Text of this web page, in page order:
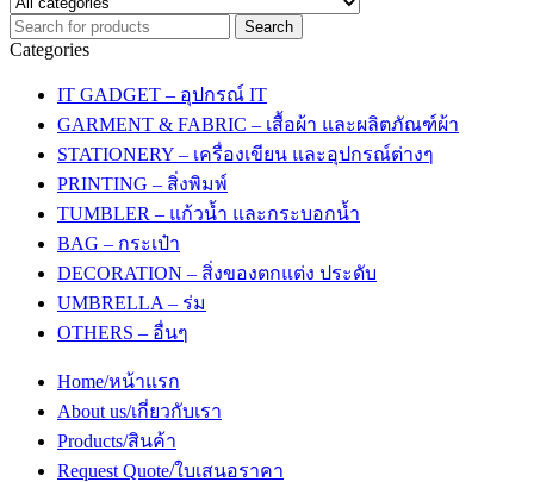
Categories
IT GADGET – อุปกรณ์ IT
GARMENT & FABRIC – เสื้อผ้า และผลิตภัณฑ์ผ้า
STATIONERY – เครื่องเขียน และอุปกรณ์ต่างๆ
PRINTING – สิ่งพิมพ์
TUMBLER – แก้วน้ำ และกระบอกน้ำ
BAG – กระเป๋า
DECORATION – สิ่งของตกแต่ง ประดับ
UMBRELLA – ร่ม
OTHERS – อื่นๆ
Home/หน้าแรก
About us/เกี่ยวกับเรา
Products/สินค้า
Request Quote/ใบเสนอราคา